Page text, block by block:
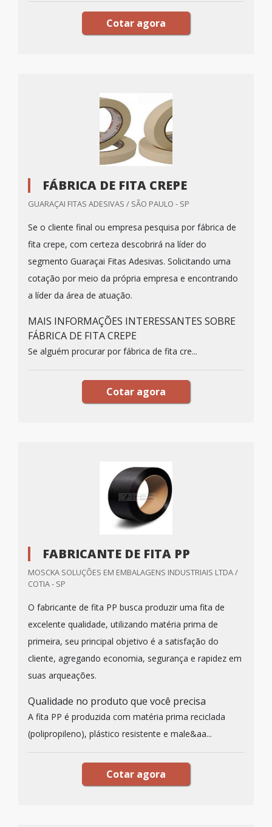
Cotar agora
FÁBRICA DE FITA CREPE
GUARAÇAI FITAS ADESIVAS / SÃO PAULO - SP
Se o cliente final ou empresa pesquisa por fábrica de
fita crepe, com certeza descobrirá na líder do
segmento Guaraçai Fitas Adesivas. Solicitando uma
cotação por meio da própria empresa e encontrando
a líder da área de atuação.
MAIS INFORMAÇÕES INTERESSANTES SOBRE
FÁBRICA DE FITA CREPE
Se alguém procurar por fábrica de fita cre...
Cotar agora
FABRICANTE DE FITA PP
MOSCKA SOLUÇÕES EM EMBALAGENS INDUSTRIAIS LTDA /
COTIA - SP
O fabricante de fita PP busca produzir uma fita de
excelente qualidade, utilizando matéria prima de
primeira, seu principal objetivo é a satisfação do
cliente, agregando economia, segurança e rapidez em
suas arqueações.
Qualidade no produto que você precisa
A fita PP é produzida com matéria prima reciclada
(polipropileno), plástico resistente e male&aa...
Cotar agora